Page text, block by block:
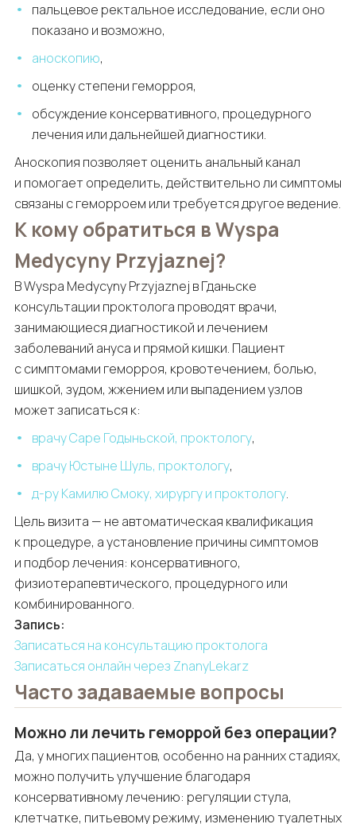
пальцевое ректальное исследование, если оно
показано и возможно,
аноскопию,
оценку степени геморроя,
обсуждение консервативного, процедурного
лечения или дальнейшей диагностики.
Аноскопия позволяет оценить анальный канал
и помогает определить, действительно ли симптомы
связаны с геморроем или требуется другое ведение.
К кому обратиться в Wyspa
Medycyny Przyjaznej?
В Wyspa Medycyny Przyjaznej в Гданьске
консультации проктолога проводят врачи,
занимающиеся диагностикой и лечением
заболеваний ануса и прямой кишки. Пациент
с симптомами геморроя, кровотечением, болью,
шишкой, зудом, жжением или выпадением узлов
может записаться к:
врачу Саре Годыньской, проктологу,
врачу Юстыне Шуль, проктологу,
д-ру Камилю Смоку, хирургу и проктологу.
Цель визита — не автоматическая квалификация
к процедуре, а установление причины симптомов
и подбор лечения: консервативного,
физиотерапевтического, процедурного или
комбинированного.
Запись:
Записаться на консультацию проктолога
Записаться онлайн через ZnanyLekarz
Часто задаваемые вопросы
Можно ли лечить геморрой без операции?
Да, у многих пациентов, особенно на ранних стадиях,
можно получить улучшение благодаря
консервативному лечению: регуляции стула,
клетчатке, питьевому режиму, изменению туалетных